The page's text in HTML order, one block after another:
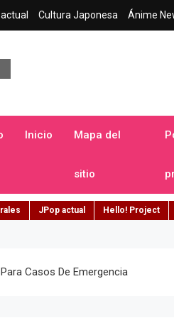
Cultura Japonesa Ánime
Inicio Mapa del
sitio
JPop actual Hello! Project
Casos De Emergencia